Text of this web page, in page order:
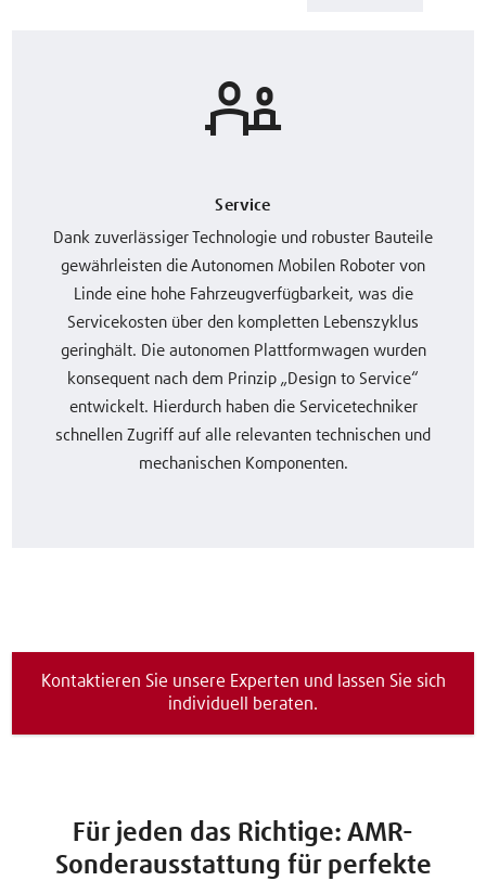
Service
Dank zuverlässiger Technologie und robuster Bauteile
gewährleisten die Autonomen Mobilen Roboter von
Linde eine hohe Fahrzeugverfügbarkeit, was die
Servicekosten über den kompletten Lebenszyklus
geringhält. Die autonomen Plattformwagen wurden
konsequent nach dem Prinzip „Design to Service“
entwickelt. Hierdurch haben die Servicetechniker
schnellen Zugriff auf alle relevanten technischen und
mechanischen Komponenten.
Kontaktieren Sie unsere Experten und lassen Sie sich
individuell beraten.
Für jeden das Richtige: AMR-
Sonderausstattung für perfekte